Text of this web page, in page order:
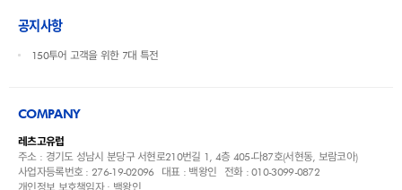
공지사항
150투어 고객을 위한 7대 특전
COMPANY
레츠고유럽
주소 : 경기도 성남시 분당구 서현로210번길 1, 4층 405-다87호(서현동, 보람코아)
사업자등록번호 : 276-19-02096
대표 : 백왕인
전화 : 010-3099-0872
개인정보 보호책임자 : 백왕인